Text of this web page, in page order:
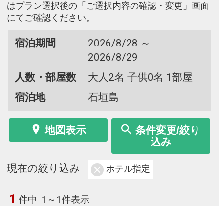
はプラン選択後の「ご選択内容の確認・変更」画面
にてご確認ください。
宿泊期間
2026/8/28 ～
2026/8/29
人数・部屋数
大人2名 子供0名 1部屋
宿泊地
石垣島
地図表示
条件変更/絞り
込み
現在の絞り込み ホテル指定
1 件中 1～1件表示